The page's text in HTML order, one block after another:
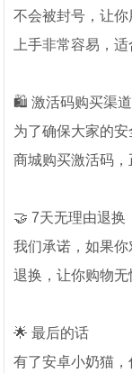
不会被封号，让你
上手非常容易，
🛍️ 激活码购买渠道
为了确保大家的
商城购买激活码
🤝 7天无理由退换
我们承诺，如果
退换，让你购物无
🌟 最后的话
有了安卓小奶猫